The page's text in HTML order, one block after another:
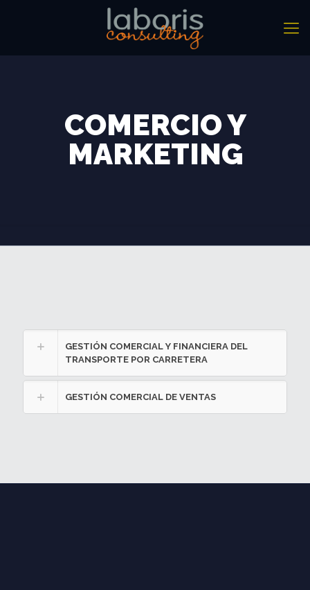
COMERCIO Y
MARKETING
GESTIÓN COMERCIAL Y FINANCIERA DEL
TRANSPORTE POR CARRETERA
GESTIÓN COMERCIAL DE VENTAS